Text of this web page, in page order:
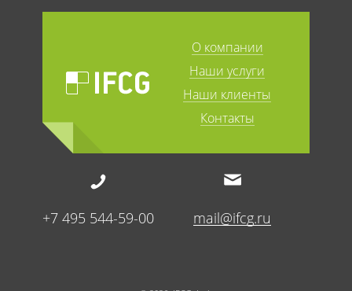
О компании
Наши услуги
Наши клиенты
Контакты
+7 495 544-59-00 mail@ifcg.ru